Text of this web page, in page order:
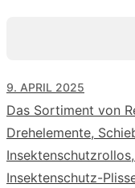
9. APRIL 2025
Das Sortiment von
Drehelemente,
Insektenschutz-